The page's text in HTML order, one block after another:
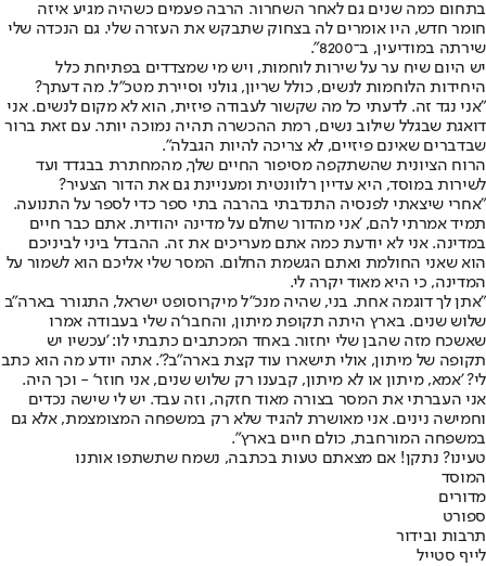
בתחום כמה שנים גם לאחר השחרור. הרבה פעמים כשהיה מגיע איזה
חומר חדש, היו אומרים לה בצחוק שתבקש את העזרה שלי. גם הנכדה שלי
שירתה במודיעין, ב־8200".
יש היום שיח ער על שירות לוחמות, ויש מי שמצדדים בפתיחת כלל
היחידות הלוחמות לנשים, כולל שריון, גולני וסיירת מטכ"ל. מה דעתך?
"אני נגד זה. לדעתי כל מה שקשור לעבודה פיזית, הוא לא מקום לנשים. אני
דואגת שבגלל שילוב נשים, רמת ההכשרה תהיה נמוכה יותר. עם זאת ברור
שבדברים שאינם פיזיים, לא צריכה להיות הגבלה".
הרוח הציונית שהשתקפה מסיפור החיים שלך, מהמחתרת בבגדד ועד
לשירות במוסד, היא עדיין רלוונטית ומעניינת גם את הדור הצעיר?
"אחרי שיצאתי לפנסיה התנדבתי בהרבה בתי ספר כדי לספר על התנועה.
תמיד אמרתי להם, 'אני מהדור שחלם על מדינה יהודית. אתם כבר חיים
במדינה. אני לא יודעת כמה אתם מעריכים את זה. ההבדל ביני לביניכם
הוא שאני החולמת ואתם הגשמת החלום. המסר שלי אליכם הוא לשמור על
המדינה, כי היא מאוד יקרה לי.
"אתן לך דוגמה אחת. בני, שהיה מנכ"ל מיקרוסופט ישראל, התגורר בארה"ב
שלוש שנים. בארץ היתה תקופת מיתון, והחבר'ה שלי בעבודה אמרו
שאשכח מזה שהבן שלי יחזור. באחד המכתבים כתבתי לו: 'עכשיו יש
תקופה של מיתון, אולי תישארו עוד קצת בארה"ב?'. אתה יודע מה הוא כתב
לי? 'אמא, מיתון או לא מיתון, קבענו רק שלוש שנים, אני חוזר' - וכך היה.
אני העברתי את המסר בצורה מאוד חזקה, וזה עבד. יש לי שישה נכדים
וחמישה נינים. אני מאושרת להגיד שלא רק במשפחה המצומצמת, אלא גם
במשפחה המורחבת, כולם חיים בארץ".
טעינו? נתקן! אם מצאתם טעות בכתבה, נשמח שתשתפו אותנו
המוסד
מדורים
ספורט
תרבות ובידור
לייף סטייל